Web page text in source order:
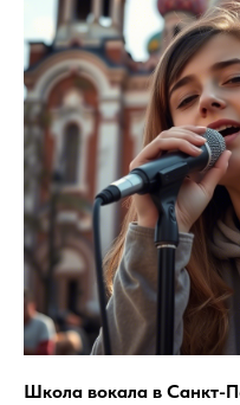
Школа вокала в Санкт-